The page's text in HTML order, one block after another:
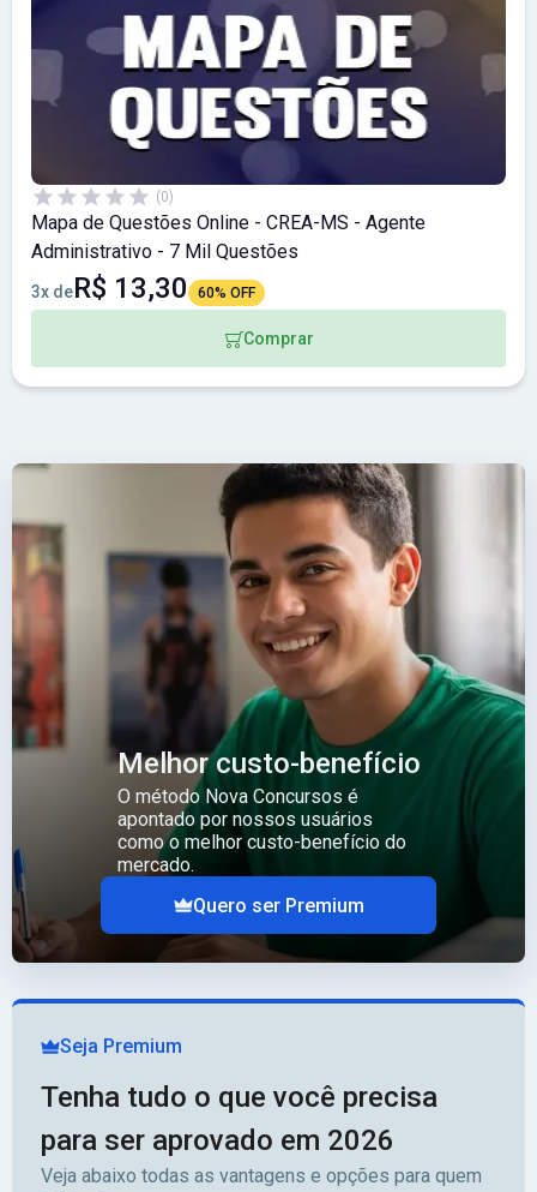
(0)
Mapa de Questões Online - CREA-MS - Agente
Administrativo - 7 Mil Questões
3x deR$ 13,30 60% OFF
Comprar
Melhor custo-benefício
O método Nova Concursos é
apontado por nossos usuários
como o melhor custo-benefício do
mercado.
Quero ser Premium
Seja Premium
Tenha tudo o que você precisa
para ser aprovado em 2026
Veja abaixo todas as vantagens e opções para quem